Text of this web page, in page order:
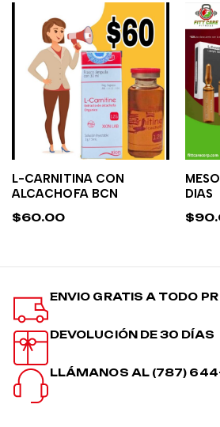
AÑADIR AL CARRITO
L-CARNITINA CON
ALCACHOFA BCN
$60.00
DIAS
$
ENVIO GRATIS A TODO
DEVOLUCIÓN DE 30 DÍAS
LLÁMANOS AL (787)